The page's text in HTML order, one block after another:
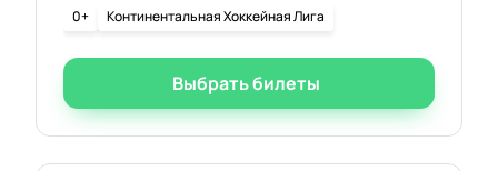
0+ Континентальная Хоккейная Лига
Выбрать билеты